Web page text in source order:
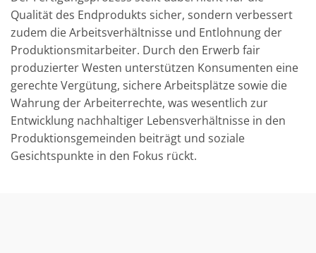
Qualität des Endprodukts sicher, sondern verbessert
zudem die Arbeitsverhältnisse und Entlohnung der
Produktionsmitarbeiter. Durch den Erwerb fair
produzierter Westen unterstützen Konsumenten eine
gerechte Vergütung, sichere Arbeitsplätze sowie die
Wahrung der Arbeiterrechte, was wesentlich zur
Entwicklung nachhaltiger Lebensverhältnisse in den
Produktionsgemeinden beiträgt und soziale
Gesichtspunkte in den Fokus rückt.